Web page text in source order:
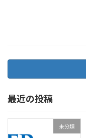
最近の投稿
未分類